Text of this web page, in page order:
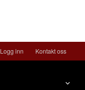
Logg inn Kontakt oss